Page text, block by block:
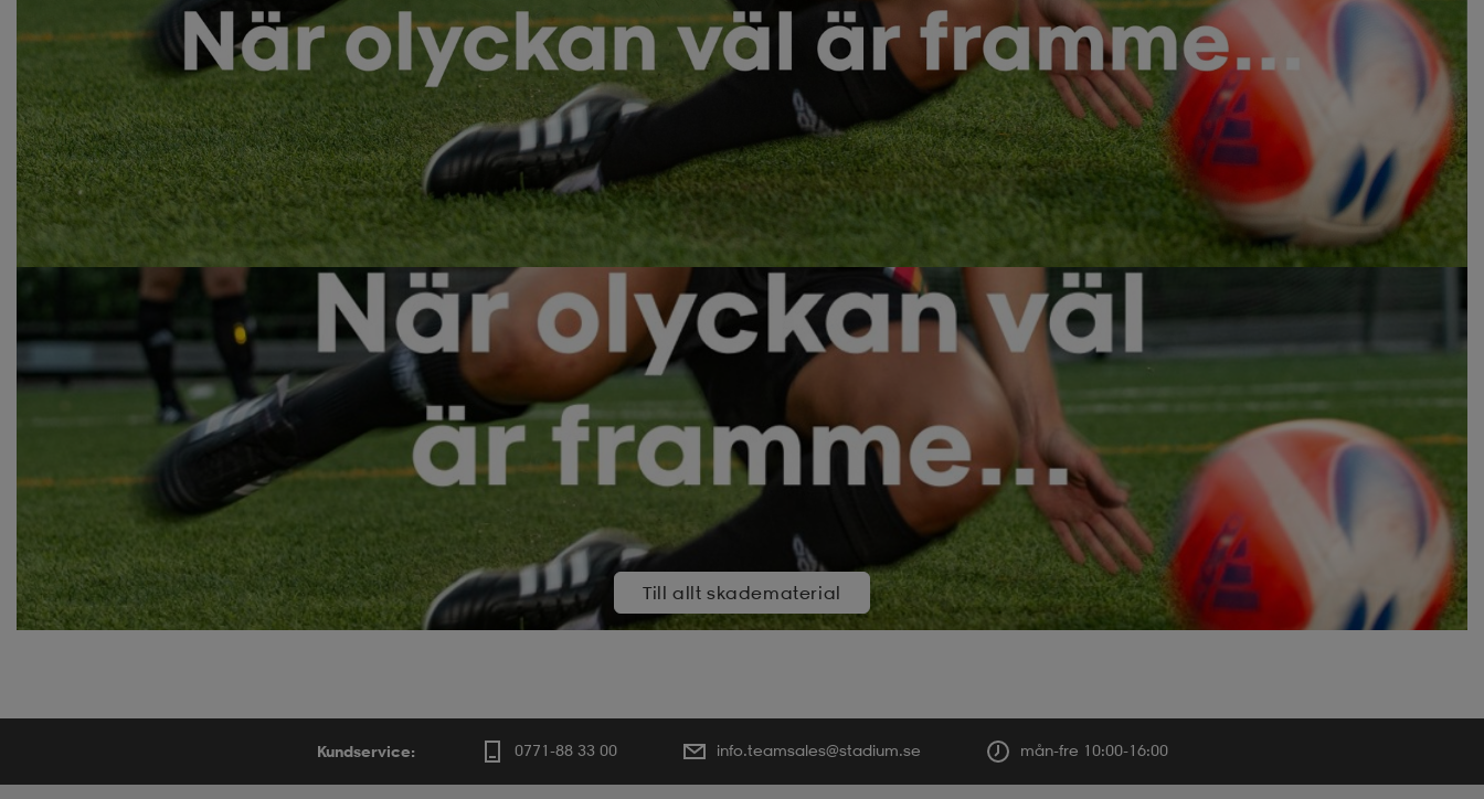
Till allt skadematerial
Kundservice: 0771-88 33 00 info.teamsales@stadium.se mån-fre 10:00-16:00